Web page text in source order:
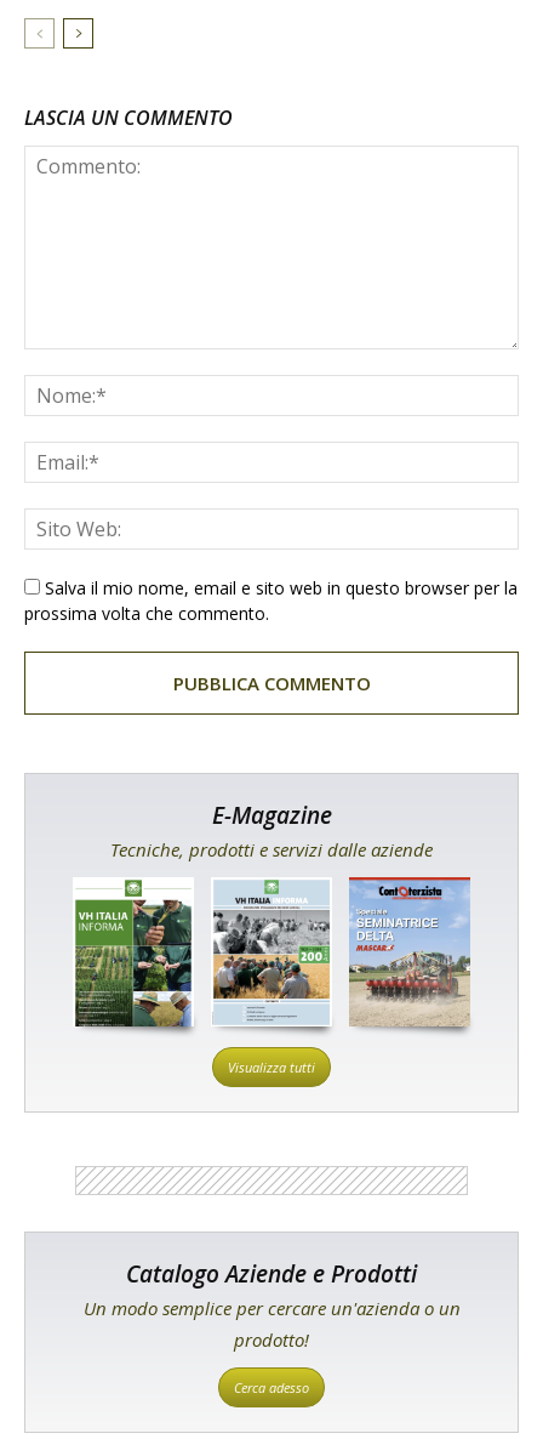
LASCIA UN COMMENTO
Salva il mio nome, email e sito web in questo browser per la
prossima volta che commento.
E-Magazine
Tecniche, prodotti e servizi dalle aziende
Visualizza tutti
Catalogo Aziende e Prodotti
Un modo semplice per cercare un'azienda o un
prodotto!
Cerca adesso